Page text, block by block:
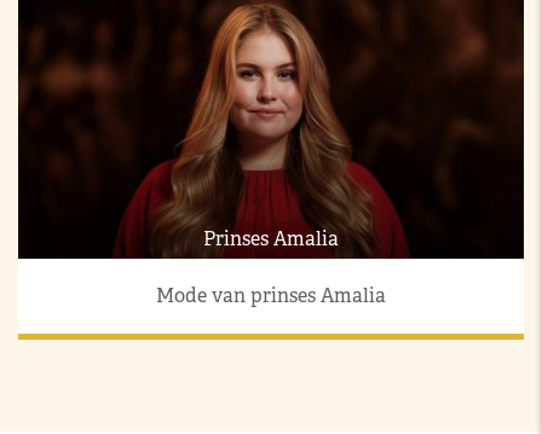
Prinses Amalia
Mode van prinses Amalia